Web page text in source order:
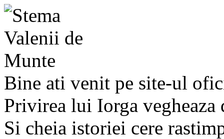
Bine ati venit pe site-ul
Privirea lui Iorga
Si cheia istoriei cere